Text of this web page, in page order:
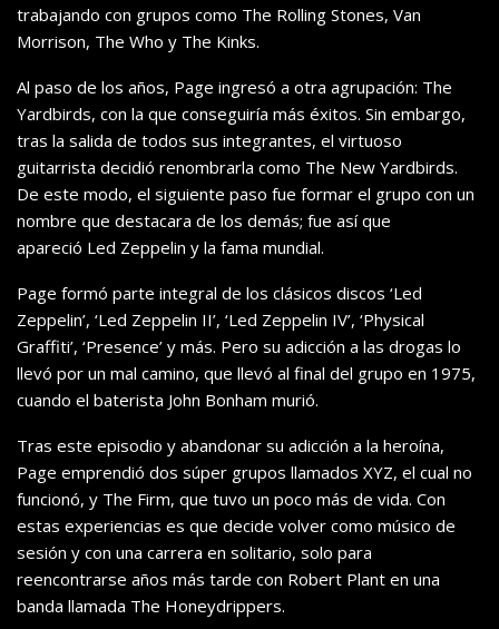
trabajando con grupos como The Rolling Stones, Van
Morrison, The Who y The Kinks.
Al paso de los años, Page ingresó a otra agrupación: The
Yardbirds, con la que conseguiría más éxitos. Sin embargo,
tras la salida de todos sus integrantes, el virtuoso
guitarrista decidió renombrarla como The New Yardbirds.
De este modo, el siguiente paso fue formar el grupo con un
nombre que destacara de los demás; fue así que
apareció Led Zeppelin y la fama mundial.
Page formó parte integral de los clásicos discos ‘Led
Zeppelin’, ‘Led Zeppelin II’, ‘Led Zeppelin IV’, ‘Physical
Graffiti’, ‘Presence’ y más. Pero su adicción a las drogas lo
llevó por un mal camino, que llevó al final del grupo en 1975,
cuando el baterista John Bonham murió.
Tras este episodio y abandonar su adicción a la heroína,
Page emprendió dos súper grupos llamados XYZ, el cual no
funcionó, y The Firm, que tuvo un poco más de vida. Con
estas experiencias es que decide volver como músico de
sesión y con una carrera en solitario, solo para
reencontrarse años más tarde con Robert Plant en una
banda llamada The Honeydrippers.